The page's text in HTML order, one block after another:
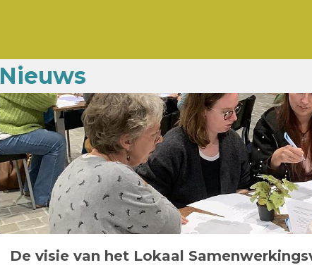
Nieuws
De visie van het Lokaal